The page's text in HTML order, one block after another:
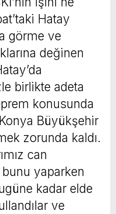
Hatay
görme ve
değinen
birlikte adeta
konusunda
Büyükşehir
zorunda kaldı.
can
bunu yaparken
kadar elde
ve